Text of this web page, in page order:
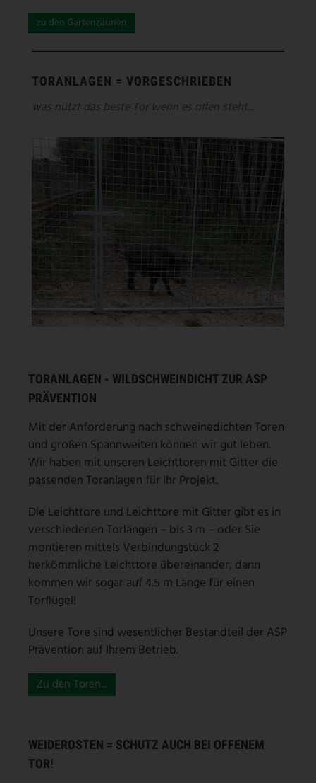
zu den Gartenzäunen
TORANLAGEN = VORGESCHRIEBEN
was nützt das beste Tor wenn es offen steht...
TORANLAGEN - WILDSCHWEINDICHT ZUR ASP
PRÄVENTION
Mit der Anforderung nach schweinedichten Toren
und großen Spannweiten können wir gut leben.
Wir haben mit unseren Leichttoren mit Gitter die
passenden Toranlagen für Ihr Projekt.
Die Leichttore und Leichttore mit Gitter gibt es in
verschiedenen Torlängen – bis 3 m – oder Sie
montieren mittels Verbindungstück 2
herkömmliche Leichttore übereinander, dann
kommen wir sogar auf 4.5 m Länge für einen
Torflügel!
Unsere Tore sind wesentlicher Bestandteil der ASP
Prävention auf Ihrem Betrieb.
Zu den Toren...
WEIDEROSTEN = SCHUTZ AUCH BEI OFFENEM
TOR!